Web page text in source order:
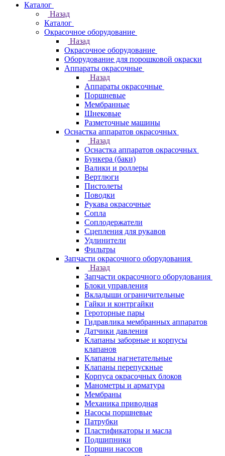
Каталог
Назад
Каталог
Окрасочное оборудование
Назад
Окрасочное оборудование
Оборудование для порошковой окраски
Аппараты окрасочные
Назад
Аппараты окрасочные
Поршневые
Мембранные
Шнековые
Разметочные машины
Оснастка аппаратов окрасочных
Назад
Оснастка аппаратов окрасочных
Бункера (баки)
Валики и роллеры
Вертлюги
Пистолеты
Поводки
Рукава окрасочные
Сопла
Соплодержатели
Сцепления для рукавов
Удлинители
Фильтры
Запчасти окрасочного оборудования
Назад
Запчасти окрасочного оборудования
Блоки управления
Вкладыши ограничительные
Гайки и контргайки
Героторные пары
Гидравлика мембранных аппаратов
Датчики давления
Клапаны заборные и корпусы
клапанов
Клапаны нагнетательные
Клапаны перепускные
Корпуса окрасочных блоков
Манометры и арматура
Мембраны
Механика приводная
Насосы поршневые
Патрубки
Пластификаторы и масла
Подшипники
Поршни насосов